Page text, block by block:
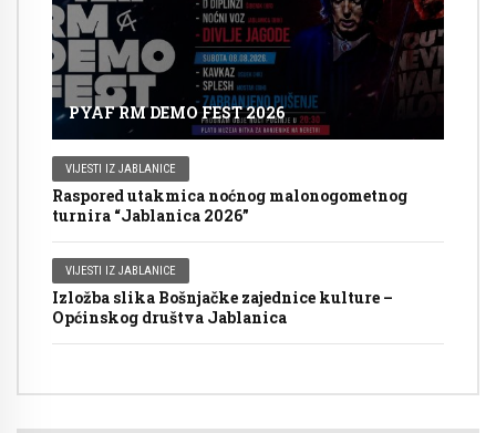
PYAF RM DEMO FEST 2026
VIJESTI IZ JABLANICE
Raspored utakmica noćnog malonogometnog
turnira “Jablanica 2026”
VIJESTI IZ JABLANICE
Izložba slika Bošnjačke zajednice kulture –
Općinskog društva Jablanica